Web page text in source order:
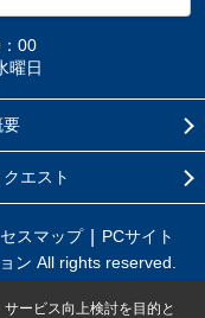
00
曜日
要
エスト
スマップ
PCサイト
ン All rights reserved.
ービス向上検討を目的と